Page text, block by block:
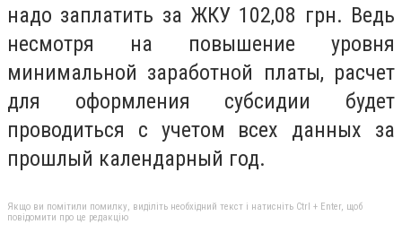
надо заплатить за ЖКУ 102,08 грн. Ведь
несмотря на повышение уровня
минимальной заработной платы, расчет
для оформления субсидии будет
проводиться с учетом всех данных за
прошлый календарный год.
Якщо ви помітили помилку, виділіть необхідний текст і натисніть Ctrl + Enter, щоб
повідомити про це редакцію